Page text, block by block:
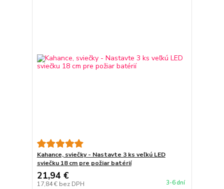
Kahance, sviečky - Nastavte 3 ks veľkú LED
sviečku 18 cm pre požiar batérií
21,94 €
17,84 € bez DPH 3-6 dní